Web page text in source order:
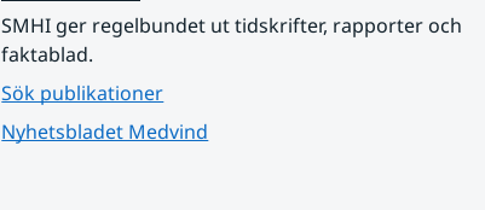
SMHI ger regelbundet ut tidskrifter, rapporter och
faktablad.
Sök publikationer
Nyhetsbladet Medvind